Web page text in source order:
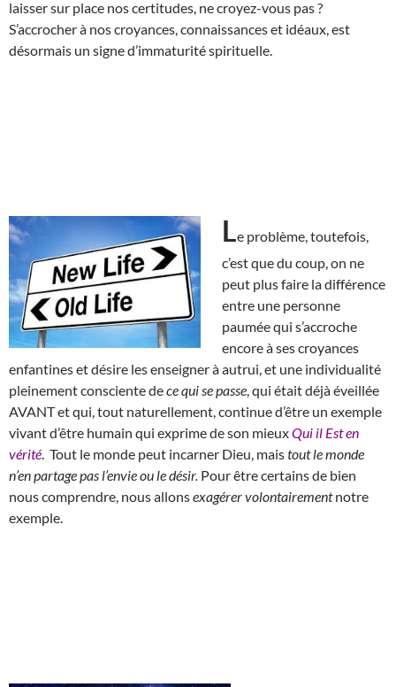
laisser sur place nos certitudes, ne croyez-vous pas ?
S’accrocher à nos croyances, connaissances et idéaux, est
désormais un signe d’immaturité spirituelle.
Le problème, toutefois,
c’est que du coup, on ne
peut plus faire la différence
entre une personne
paumée qui s’accroche
encore à ses croyances
enfantines et désire les enseigner à autrui, et une individualité
pleinement consciente dece qui se passe , qui était déjà éveillée
AVANT et qui, tout naturellement, continue d’être un exemple
vivant d’être humain qui exprime de son mieuxQui il Est en
vérité . Tout le monde peut incarner Dieu, maistout le monde
n’en partage pas l’envie ou le désir. Pour être certains de bien
nous comprendre, nous allonsexagérer volontairementnotre
exemple.